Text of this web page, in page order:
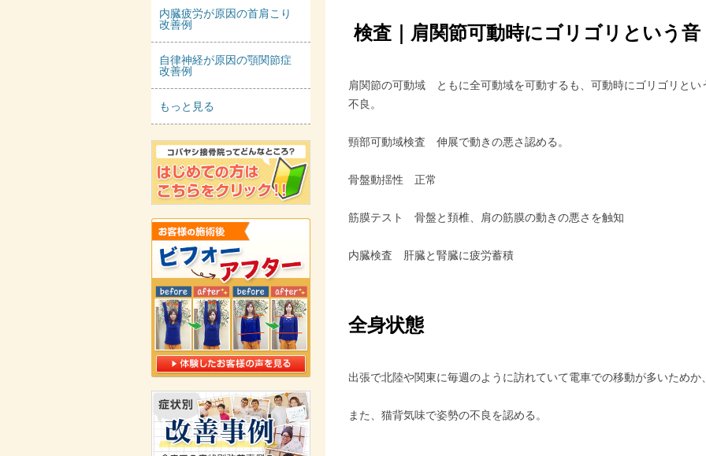
検査｜肩関節可動時にゴリゴリという音
肩関節の可動域 ともに全可動域を可動するも、可動時にゴリゴリとい
不良。
頸部可動域検査 伸展で動きの悪さ認める。
骨盤動揺性 正常
筋膜テスト 骨盤と頚椎、肩の筋膜の動きの悪さを触知
内臓検査 肝臓と腎臓に疲労蓄積
全身状態
出張で北陸や関東に毎週のように訪れていて電車での移動が多いためか
また、猫背気味で姿勢の不良を認める。
内臓疲労が原因の首肩こり
改善例
自律神経が原因の顎関節症
改善例
もっと見る